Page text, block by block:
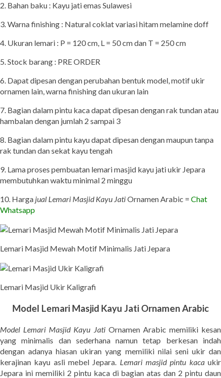
2. Bahan baku : Kayu jati emas Sulawesi
3. Warna finishing : Natural coklat variasi hitam melamine doff
4. Ukuran lemari : P = 120 cm, L = 50 cm dan T = 250 cm
5. Stock barang : PRE ORDER
6. Dapat dipesan dengan perubahan bentuk model, motif ukir
ornamen lain, warna finishing dan ukuran lain
7. Bagian dalam pintu kaca dapat dipesan dengan rak tundan atau
hambalan dengan jumlah 2 sampai 3
8. Bagian dalam pintu kayu dapat dipesan dengan maupun tanpa
rak tundan dan sekat kayu tengah
9. Lama proses pembuatan lemari masjid kayu jati ukir Jepara
membutuhkan waktu minimal 2 minggu
10. Harga jual Lemari Masjid Kayu JatiOrnamen Arabic = Chat
Whatsapp
Lemari Masjid Mewah Motif Minimalis Jati Jepara
Lemari Masjid Ukir Kaligrafi
Model Lemari Masjid Kayu Jati Ornamen Arabic
Model Lemari Masjid Kayu JatiOrnamen Arabic memiliki kesan
yang minimalis dan sederhana namun tetap berkesan indah
dengan adanya hiasan ukiran yang memiliki nilai seni ukir dan
kerajinan kayu asli mebel Jepara. Lemari masjid pintu kacaukir
Jepara ini memiliki 2 pintu kaca di bagian atas dan 2 pintu daun